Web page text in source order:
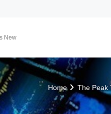
FMI Japan
Membership Program
Member Activities
New
News Investment
翔勝之道
Lifestyle
Channel
Home The Peak